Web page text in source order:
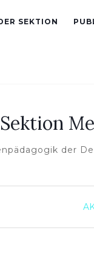
SEKTION
Sektion
der